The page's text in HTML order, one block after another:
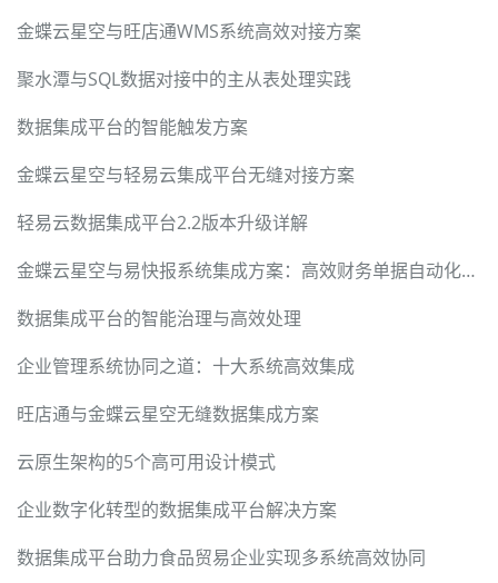
金蝶云星空与旺店通WMS系统高效对接方案
聚水潭与SQL数据对接中的主从表处理实践
数据集成平台的智能触发方案
金蝶云星空与轻易云集成平台无缝对接方案
轻易云数据集成平台2.2版本升级详解
金蝶云星空与易快报系统集成方案：高效财务单据自动化流转
数据集成平台的智能治理与高效处理
企业管理系统协同之道：十大系统高效集成
旺店通与金蝶云星空无缝数据集成方案
云原生架构的5个高可用设计模式
企业数字化转型的数据集成平台解决方案
数据集成平台助力食品贸易企业实现多系统高效协同